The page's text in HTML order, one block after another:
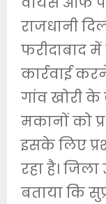
राजधानी
फरीदाबाद
कार्रवाई
गांव खोरी
मकानों को
इसके लिए
रहा है।
बताया कि